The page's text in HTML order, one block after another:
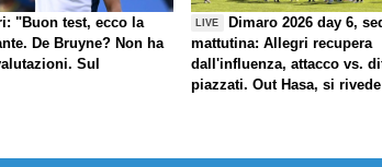
"Buon test, ecco la
De Bruyne? Non ha
Sul
LIVE
Dimaro 2026 day 6,
mattutina: Allegri recupera
dall'influenza, attacco vs.
piazzati. Out Hasa, si